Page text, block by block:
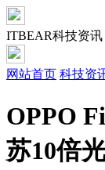
ITBEAR科技资讯
网站首页 科技资
OPPO
苏10倍